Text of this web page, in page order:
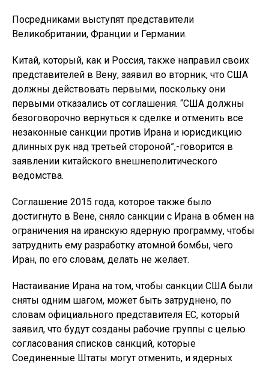
Посредниками выступят представители
Великобритании, Франции и Германии.
Китай, который, как и Россия, также направил своих
представителей в Вену, заявил во вторник, что США
должны действовать первыми, поскольку они
первыми отказались от соглашения. “США должны
безоговорочно вернуться к сделке и отменить все
незаконные санкции против Ирана и юрисдикцию
длинных рук над третьей стороной”,-говорится в
заявлении китайского внешнеполитического
ведомства.
Соглашение 2015 года, которое также было
достигнуто в Вене, сняло санкции с Ирана в обмен на
ограничения на иранскую ядерную программу, чтобы
затруднить ему разработку атомной бомбы, чего
Иран, по его словам, делать не желает.
Настаивание Ирана на том, чтобы санкции США были
сняты одним шагом, может быть затруднено, по
словам официального представителя ЕС, который
заявил, что будут созданы рабочие группы с целью
согласования списков санкций, которые
Соединенные Штаты могут отменить, и ядерных